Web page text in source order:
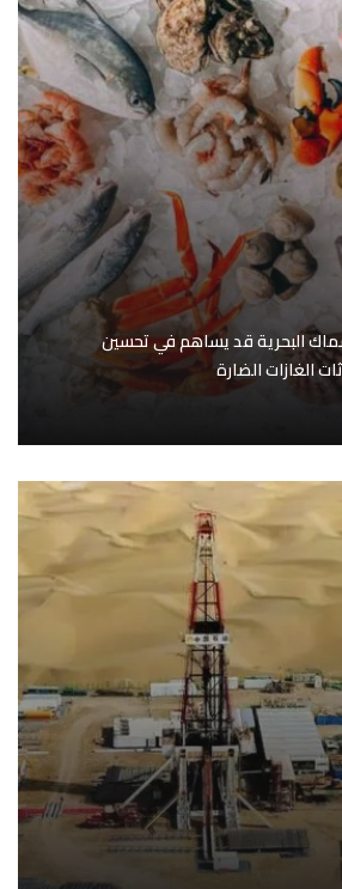
البحرية قد يساهم في تحسين
الغازات الضارة